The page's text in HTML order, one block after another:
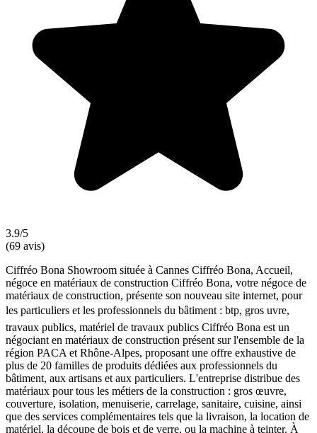
3.9/5
(69 avis)
Ciffréo Bona Showroom située à Cannes Ciffréo Bona, Accueil,
négoce en matériaux de construction Ciffréo Bona, votre négoce de
matériaux de construction, présente son nouveau site internet, pour
les particuliers et les professionnels du bâtiment : btp, gros uvre,
travaux publics, matériel de travaux publics Ciffréo Bona est un
négociant en matériaux de construction présent sur l'ensemble de la
région PACA et Rhône-Alpes, proposant une offre exhaustive de
plus de 20 familles de produits dédiées aux professionnels du
bâtiment, aux artisans et aux particuliers. L'entreprise distribue des
matériaux pour tous les métiers de la construction : gros œuvre,
couverture, isolation, menuiserie, carrelage, sanitaire, cuisine, ainsi
que des services complémentaires tels que la livraison, la location de
matériel, la découpe de bois et de verre, ou la machine à teinter. À